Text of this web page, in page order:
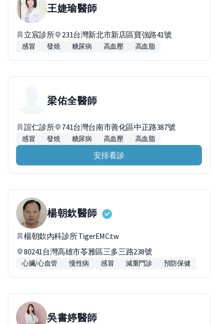
王婕瑜醫師
立宸診所 231台灣新北市新店區寶強路41號
感冒 發燒 糖尿病 高血壓 高血脂
梁佑全醫師
誼仁診所 741台灣台南市善化區中正路387號
感冒 發燒 糖尿病 高血壓 高血脂
安排看診
楊朝欽醫師
楊朝欽內科診所 TigerEMC.tw
80241台灣高雄市苓雅區三多三路238號
心臟/心血管 慢性病 感冒 減重門診 預防保健
吳書婷醫師